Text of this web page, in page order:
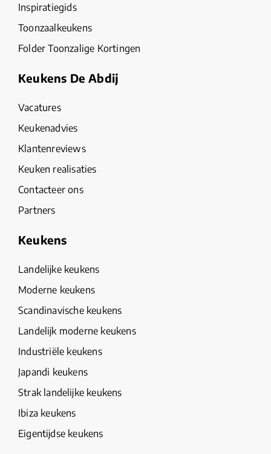
Inspiratiegids
Toonzaalkeukens
Folder Toonzalige Kortingen
Keukens De Abdij
Vacatures
Keukenadvies
Klantenreviews
Keuken realisaties
Contacteer ons
Partners
Keukens
Landelijke keukens
Moderne keukens
Scandinavische keukens
Landelijk moderne keukens
Industriële keukens
Japandi keukens
Strak landelijke keukens
Ibiza keukens
Eigentijdse keukens